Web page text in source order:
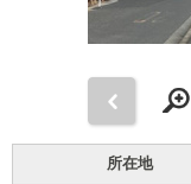
所在地